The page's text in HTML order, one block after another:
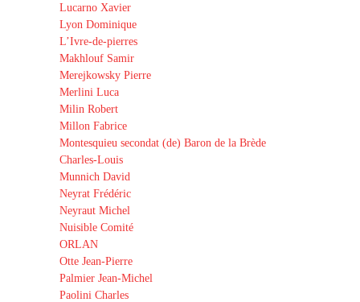
Lucarno Xavier
Lyon Dominique
L’Ivre-de-pierres
Makhlouf Samir
Merejkowsky Pierre
Merlini Luca
Milin Robert
Millon Fabrice
Montesquieu secondat (de) Baron de la Brède
Charles-Louis
Munnich David
Neyrat Frédéric
Neyraut Michel
Nuisible Comité
ORLAN
Otte Jean-Pierre
Palmier Jean-Michel
Paolini Charles